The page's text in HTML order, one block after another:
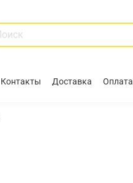
Контакты Доставка Оплата